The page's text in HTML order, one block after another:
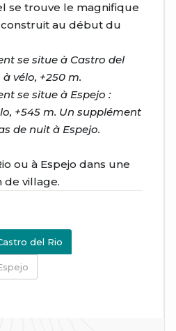
se trouve le magnifique
au début du
se situe à Castro del
vélo, +250 m.
se situe à Espejo :
+545 m. Un supplément
de nuit à Espejo.
ou à Espejo dans une
de village.
del Rio